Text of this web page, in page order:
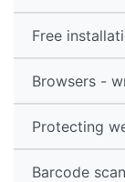
Free
Browsers -
Protecting
Barcode